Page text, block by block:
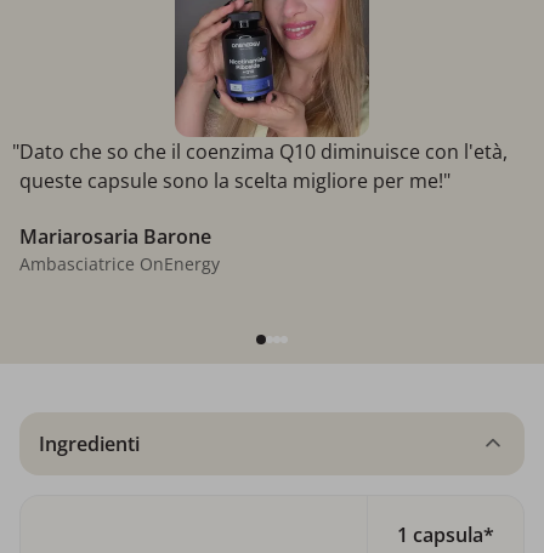
"Dato che so che il coenzima Q10 diminuisce con l'età,
queste capsule sono la scelta migliore per me!"
Mariarosaria Barone
Ambasciatrice OnEnergy
Ingredienti
1 capsula*